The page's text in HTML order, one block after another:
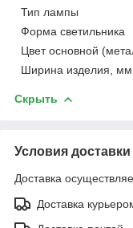
Тип лампы
Форма светильника
Цвет основной
Ширина изделия, мм
Скрыть
Условия доставки
Доставка
Доставка